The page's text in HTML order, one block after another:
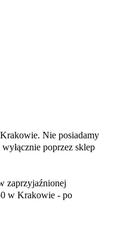
Nie posiadamy
poprzez sklep
zaprzyjaźnionej
w Krakowie - po